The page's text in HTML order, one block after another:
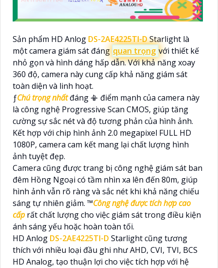
Sản phẩm HD Anlog DS-2AE4225TI-DStarlight là
một camera giám sát đáng quan trọng với thiết kế
nhỏ gọn và hình dáng hấp dẫn. Với khả năng xoay
360 độ, camera này cung cấp khả năng giám sát
toàn diện và linh hoạt.
ƒChú trọng nhấtđáng 📳 điểm mạnh của camera này
là công nghệ Progressive Scan CMOS, giúp tăng
cường sự sắc nét và độ tương phản của hình ảnh.
Kết hợp với chip hình ảnh 2.0 megapixel FULL HD
1080P, camera cam kết mang lại chất lượng hình
ảnh tuyệt đẹp.
Camera cũng được trang bị công nghệ giám sát ban
đêm Hồng Ngoại có tầm nhìn xa lên đến 80m, giúp
hình ảnh vẫn rõ ràng và sắc nét khi khả năng chiếu
sáng tự nhiên giảm. ™️Công nghệ được tích hợp cao
cấp rất chất lượng cho việc giám sát trong điều kiện
ánh sáng yếu hoặc hoàn toàn tối.
HD Anlog DS-2AE4225TI-D Starlight cũng tương
thích với nhiều loại đầu ghi như AHD, CVI, TVI, BCS
HD Analog, tạo thuận lợi cho việc tích hợp với hệ